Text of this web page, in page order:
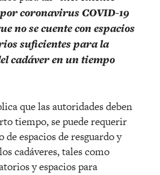
coronavirus COVID-19
no se cuente con espacios
suficientes para la
cadáver en un tiempo
que las autoridades deben
tiempo, se puede requerir
espacios de resguardo y
cadáveres, tales como
y espacios para